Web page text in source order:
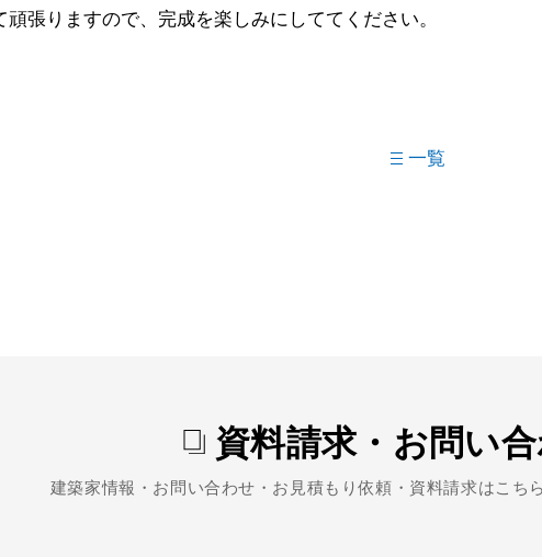
張りますので、完成を楽しみにしててください。
一覧
資料請求・お問い
建築家情報・お問い合わせ・お見積もり依頼・資料請求はこち